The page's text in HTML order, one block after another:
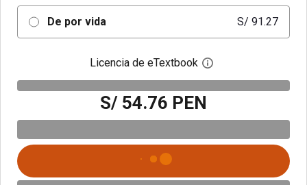
De por vida S/ 91.27
Licencia de eTextbook Abre el cuadro de
S/ 54.76 PEN